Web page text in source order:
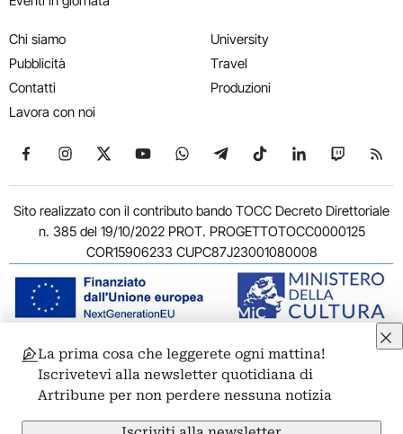
Chi siamo
Pubblicità
Contatti
Lavora con noi
University
Travel
Produzioni
Seguici su Facebook
Seguici su Instagram
Seguici su X
Seguici su YouTube
Seguici su WhatsApp
Seguici su Telegram
Seguici su TikTok
Seguici su
Seguici
Sito realizzato con il contributo bando TOCC Decreto Direttoriale
n. 385 del 19/10/2022 PROT. PROGETTOTOCC0000125
COR15906233 CUPC87J23001080008
© 2011-2026 ARTRIBUNE srl – Corso Vittorio Emanuele II, 287 –
00186 Roma - P.I. 11381581005
Privacy: Responsabile della protezione dei dati personali
ARTRIBUNE srl – Corso Vittorio Emanuele II, 287 – 00186 Roma
La prima cosa che leggerete ogni mattina!
Iscrivetevi alla newsletter quotidiana di
Artribune per non perdere nessuna notizia